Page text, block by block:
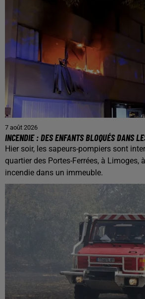
7 août 2026
INCENDIE : DES ENFANTS BLOQUÉS DANS
Hier soir, les sapeurs-pompiers sont
quartier des Portes-Ferrées, à Limoges,
incendie dans un immeuble.